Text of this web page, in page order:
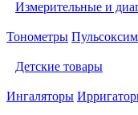
Измерительные и
Тонометры
Детские товары
Ингаляторы